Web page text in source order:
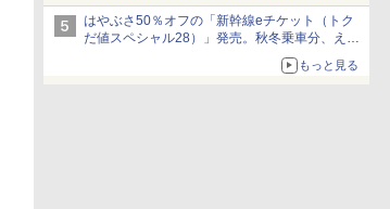
ショーツは1990円に
はやぶさ50％オフの「新幹線eチケット（トク
だ値スペシャル28）」発売。秋冬乗車分、えき
もっと見る